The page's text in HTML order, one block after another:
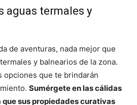
aguas termales y
de aventuras, nada mejor que
y balnearios de la zona.
opciones que te brindarán
Sumérgete en las cálidas
sus propiedades curativas